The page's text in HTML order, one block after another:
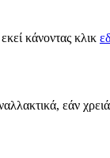
κάνοντας κλικ
εάν